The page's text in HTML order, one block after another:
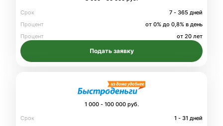
Срок
7 - 365 дней
Процент
от 0% до 0,8% в день
Процент
от 20 лет
Подать заявку
1 000 - 100 000 руб.
Срок
1 - 31 дней